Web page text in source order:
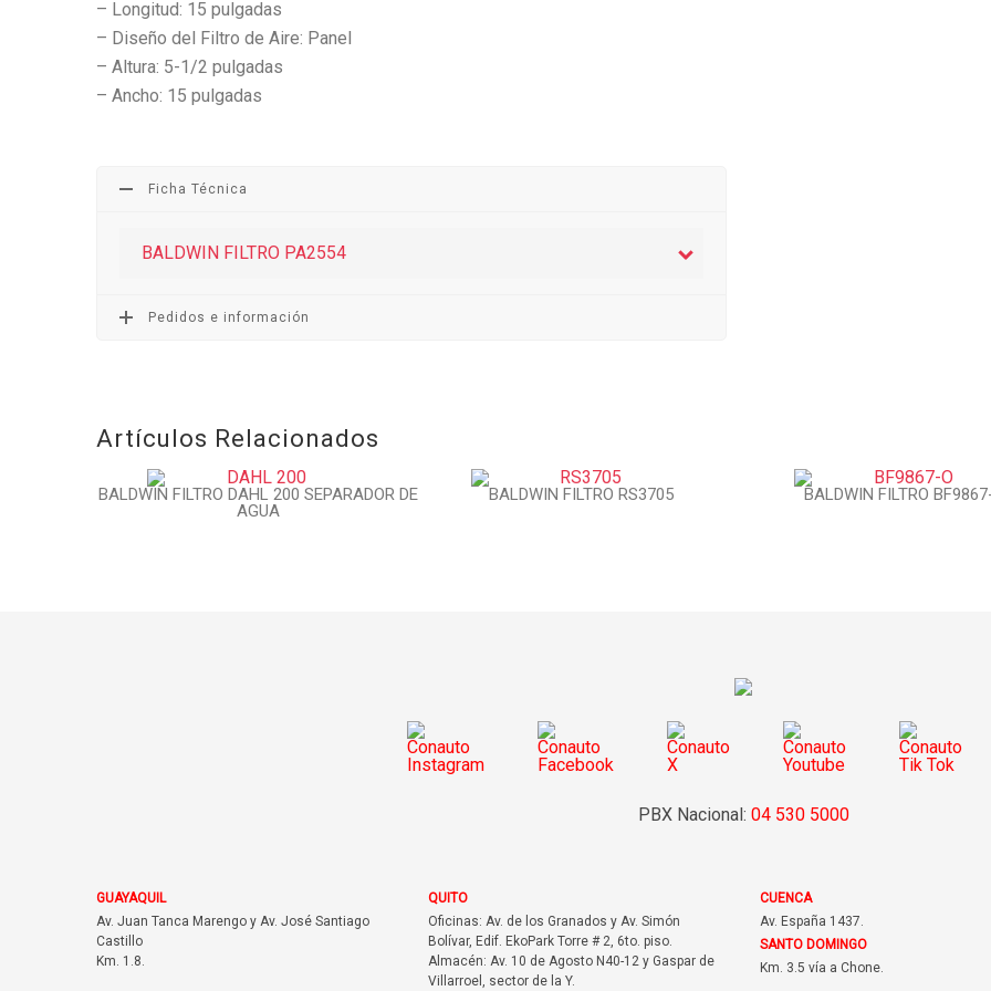
– Longitud: 15 pulgadas
– Diseño del Filtro de Aire: Panel
– Altura: 5-1/2 pulgadas
– Ancho: 15 pulgadas
Ficha Técnica
BALDWIN FILTRO PA2554
Pedidos e información
Artículos Relacionados
BALDWIN FILTRO DAHL 200 SEPARADOR DE
AGUA
BALDWIN FILTRO RS3705 BALDWIN FILTRO
PBX Nacional: 04 530 5000
GUAYAQUIL
Av. Juan Tanca Marengo y Av. José Santiago
Castillo
Km. 1.8.
QUITO
Oficinas: Av. de los Granados y Av. Simón
Bolívar, Edif. EkoPark Torre # 2, 6to. piso.
Almacén: Av. 10 de Agosto N40-12 y Gaspar de
Villarroel, sector de la Y.
CUENCA
Av. España 1437.
SANTO DOMINGO
Km. 3.5 vía a Chone.